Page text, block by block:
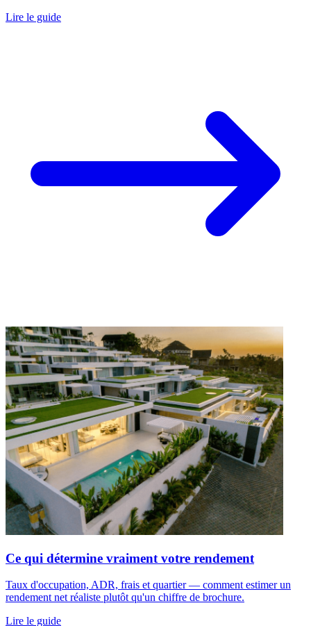
Lire le guide
Ce qui détermine vraiment votre rendement
Taux d'occupation, ADR, frais et quartier — comment estimer un
rendement net réaliste plutôt qu'un chiffre de brochure.
Lire le guide